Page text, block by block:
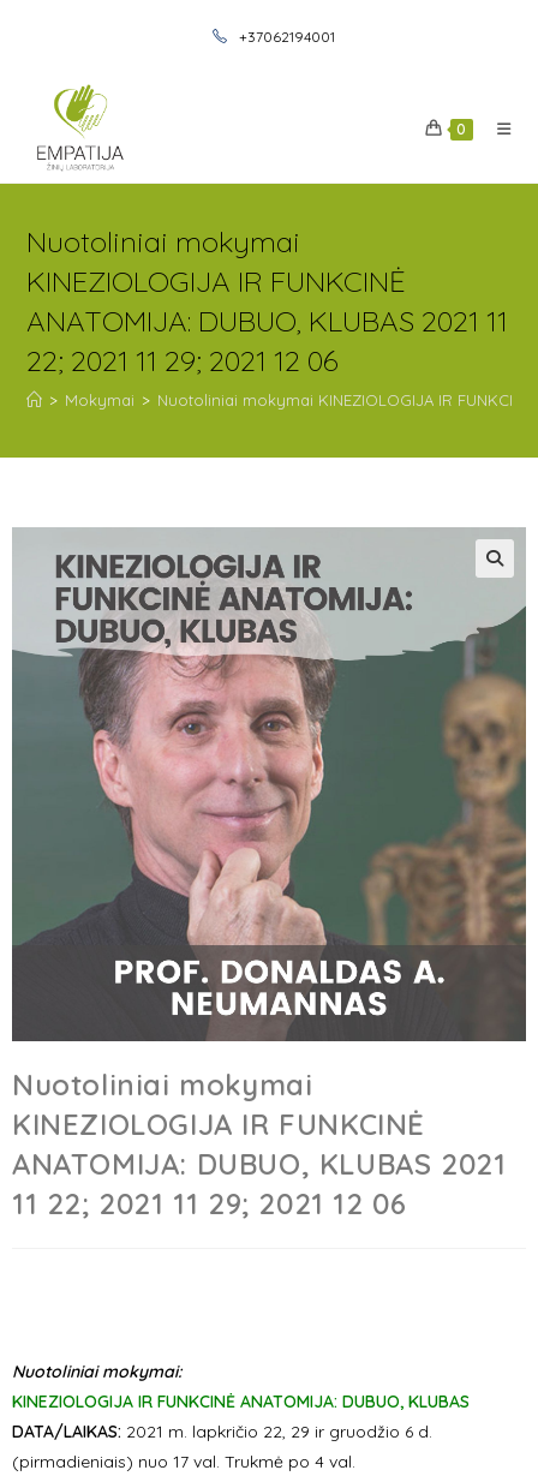
+37062194001
0
Nuotoliniai mokymai
KINEZIOLOGIJA IR FUNKCINĖ
ANATOMIJA: DUBUO, KLUBAS 2021 11
22; 2021 11 29; 2021 12 06
> Mokymai > Nuotoliniai mokymai KINEZIOLOGIJA IR FUNKCINĖ
Nuotoliniai mokymai
KINEZIOLOGIJA IR FUNKCINĖ
ANATOMIJA: DUBUO, KLUBAS 2021
11 22; 2021 11 29; 2021 12 06
Nuotoliniai mokymai:
KINEZIOLOGIJA IR FUNKCINĖ ANATOMIJA: DUBUO, KLUBAS
DATA/LAIKAS: 2021 m. lapkričio 22, 29 ir gruodžio 6 d.
(pirmadieniais) nuo 17 val. Trukmė po 4 val.